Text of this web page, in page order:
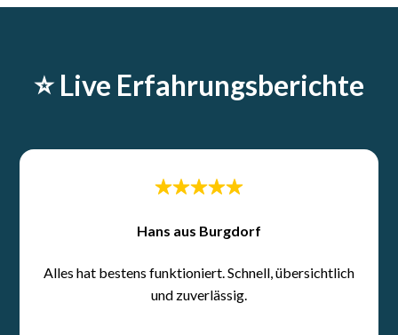
⭐️ Live Erfahrungsberichte